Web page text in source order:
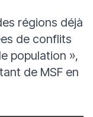
régions déjà
de conflits
population »,
de MSF en